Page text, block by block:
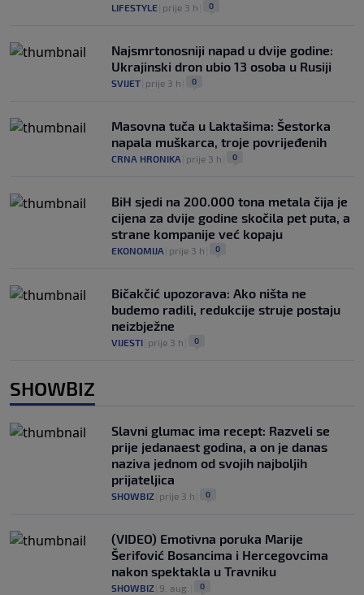
LIFESTYLE prije 3 h 0
Najsmrtonosniji napad u dvije godine:
Ukrajinski dron ubio 13 osoba u Rusiji
SVIJET prije 3 h 0
Masovna tuča u Laktašima: Šestorka
napala muškarca, troje povrijeđenih
CRNA HRONIKA prije 3 h 0
BiH sjedi na 200.000 tona metala čija je
cijena za dvije godine skočila pet puta, a
strane kompanije već kopaju
EKONOMIJA prije 3 h 0
Bičakčić upozorava: Ako ništa ne
budemo radili, redukcije struje postaju
neizbježne
VIJESTI prije 3 h 0
SHOWBIZ
Slavni glumac ima recept: Razveli se
prije jedanaest godina, a on je danas
naziva jednom od svojih najboljih
prijateljica
SHOWBIZ prije 3 h 0
(VIDEO) Emotivna poruka Marije
Šerifović Bosancima i Hercegovcima
nakon spektakla u Travniku
SHOWBIZ 9. aug. 0